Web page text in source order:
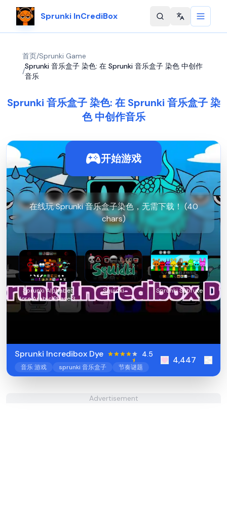
Sprunki InCrediBox Change
首页/Sprunki Game
/
Sprunki 音乐盒子 染色: 在 Sprunki 音乐盒子 染色 中创作
音乐
Sprunki 音乐盒子 染色: 在 Sprunki 音乐盒子 染
色 中创作音乐
开始游戏
在线玩 Sprunki 音乐盒子染色，无需下载！ (40
chars)
Sprunki Alphabet
lore Arabic Phase 3
Squidki Sprunki Subrute
Sprunki Incredibox Dye 4.5
音乐 游戏 sprunki 音乐盒子 节奏谜题
4,447
Advertisement